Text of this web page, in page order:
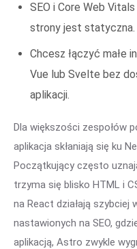
SEO i Core Web
strony jest statyczna.
Chcesz łączyć małe
Vue lub Svelte bez
aplikacji.
Dla większości zespołów
aplikacja skłaniają się ku
Początkujący często
trzyma się blisko HTML i
na React działają szybciej
nastawionych na SEO,
aplikacją, Astro zwykle